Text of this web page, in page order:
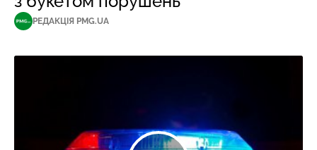
РЕДАКЦІЯ PMG.UA